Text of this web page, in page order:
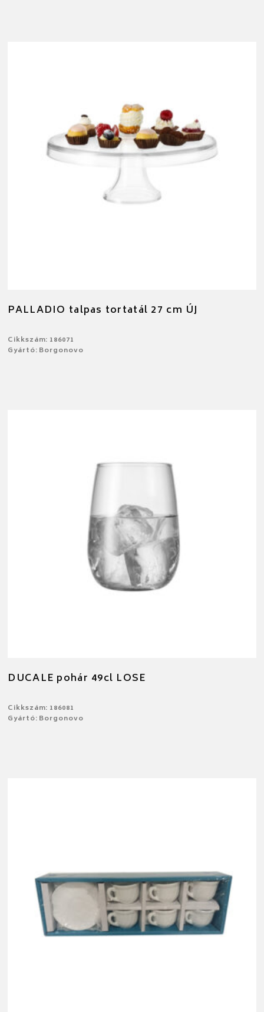
PALLADIO talpas tortatál 27 cm ÚJ
Cikkszám: 186071
Gyártó: Borgonovo
DUCALE pohár 49cl LOSE
Cikkszám: 186081
Gyártó: Borgonovo